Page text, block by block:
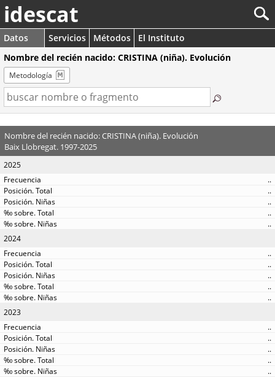
idescat
Datos Servicios Métodos
El Instituto
Nombre del recién nacido: CRISTINA (niña). Evolución
Metodología
Nombre del recién nacido: CRISTINA (niña). Evolución
Baix Llobregat. 1997-2025
2025
..
..
..
..
..
2024
..
..
..
..
..
2023
..
..
..
..
..